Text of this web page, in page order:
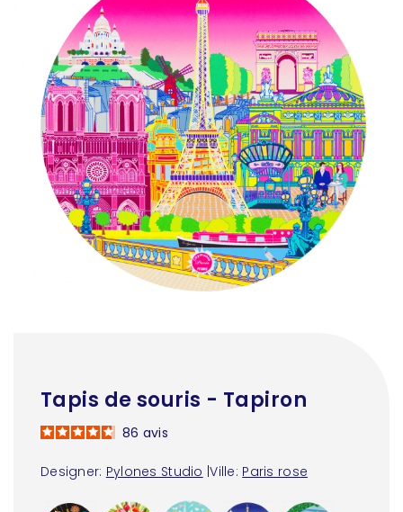
Tapis de souris - Tapiron
Designer: Pylones Studio |Ville: Paris rose
86 avis